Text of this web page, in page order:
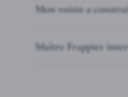
Mon voisin a
Maître Frappier